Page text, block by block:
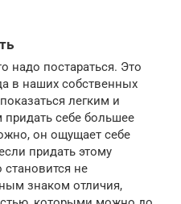
надо постараться. Это
в наших собственных
легким и
себе большее
он ощущает себе
придать этому
становится не
знаком отличия,